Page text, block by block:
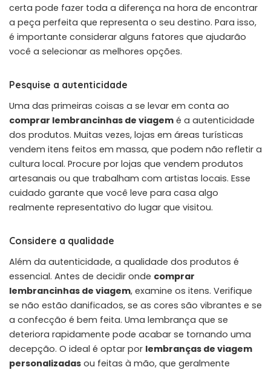
certa pode fazer toda a diferença na hora de encontrar
a peça perfeita que representa o seu destino. Para isso,
é importante considerar alguns fatores que ajudarão
você a selecionar as melhores opções.
Pesquise a autenticidade
Uma das primeiras coisas a se levar em conta ao
comprar lembrancinhas de viagem é a autenticidade
dos produtos. Muitas vezes, lojas em áreas turísticas
vendem itens feitos em massa, que podem não refletir a
cultura local. Procure por lojas que vendem produtos
artesanais ou que trabalham com artistas locais. Esse
cuidado garante que você leve para casa algo
realmente representativo do lugar que visitou.
Considere a qualidade
Além da autenticidade, a qualidade dos produtos é
essencial. Antes de decidir onde comprar
lembrancinhas de viagem, examine os itens. Verifique
se não estão danificados, se as cores são vibrantes e se
a confecção é bem feita. Uma lembrança que se
deteriora rapidamente pode acabar se tornando uma
decepção. O ideal é optar por lembranças de viagem
personalizadas ou feitas à mão, que geralmente